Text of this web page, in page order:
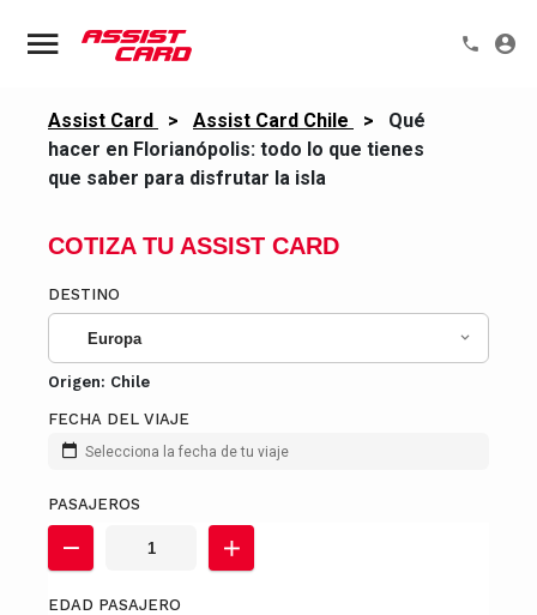
Assist Card > Assist Card Chile >
Qué
hacer en Florianópolis: todo lo que tienes
que saber para disfrutar la isla
COTIZA TU ASSIST CARD
DESTINO
Europa
Origen: Chile
FECHA DEL VIAJE
Selecciona la fecha de tu viaje
PASAJEROS
EDAD PASAJERO